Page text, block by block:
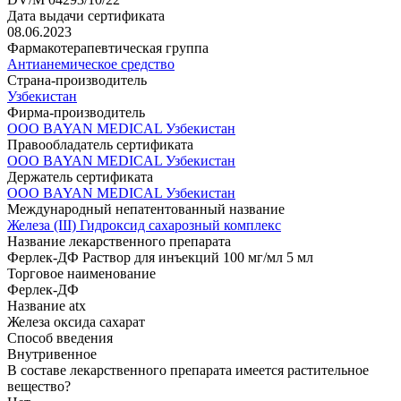
Дата выдачи сертификата
08.06.2023
Фармакотерапевтическая группа
Aнтианемическое средство
Страна-производитель
Узбекистан
Фирма-производитель
ООО BAYAN MEDICAL Узбекистан
Правообладатель сертификата
ООО BAYAN MEDICAL Узбекистан
Держатель сертификата
ООО BAYAN MEDICAL Узбекистан
Международный непатентованный название
Железа (III) Гидроксид сахарозный комплекс
Название лекарственного препарата
Ферлек-ДФ Раствор для инъекций 100 мг/мл 5 мл
Торговое наименование
Ферлек-ДФ
Название atx
Железа оксида сахарат
Способ введения
Внутривенное
В составе лекарственного препарата имеется растительное
вещество?